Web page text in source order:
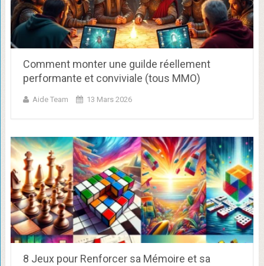
Comment monter une guilde réellement
performante et conviviale (tous MMO)
Aide Team 13 Mars 2026
8 Jeux pour Renforcer sa Mémoire et sa